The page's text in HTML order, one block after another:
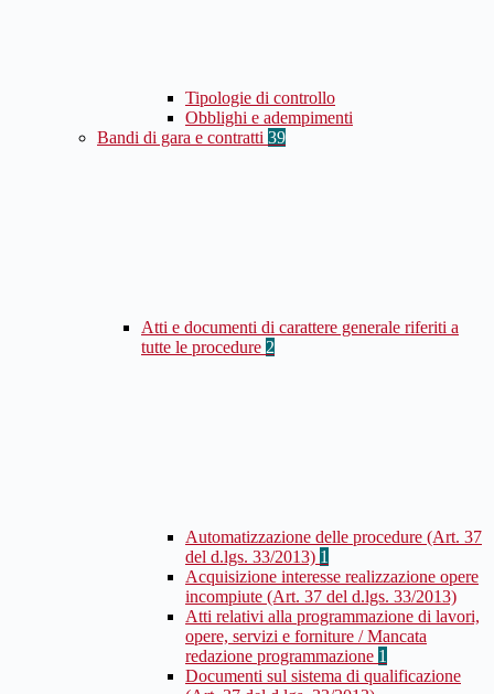
Tipologie di controllo
Obblighi e adempimenti
Bandi di gara e contratti 39
Atti e documenti di carattere generale riferiti a
tutte le procedure 2
Automatizzazione delle procedure (Art. 37
del d.lgs. 33/2013) 1
Acquisizione interesse realizzazione opere
incompiute (Art. 37 del d.lgs. 33/2013)
Atti relativi alla programmazione di lavori,
opere, servizi e forniture / Mancata
redazione programmazione 1
Documenti sul sistema di qualificazione